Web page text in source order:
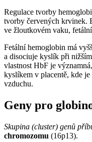
Regulace tvorby
tvorby červených krvinek.
ve žloutkovém vaku,
Fetální hemoglobin má
a disociuje kyslík při
vlastnost HbF je
kyslíkem v placentě, kde
vzduchu.
Geny pro
Skupina (cluster) genů
chromozomu (16p13).